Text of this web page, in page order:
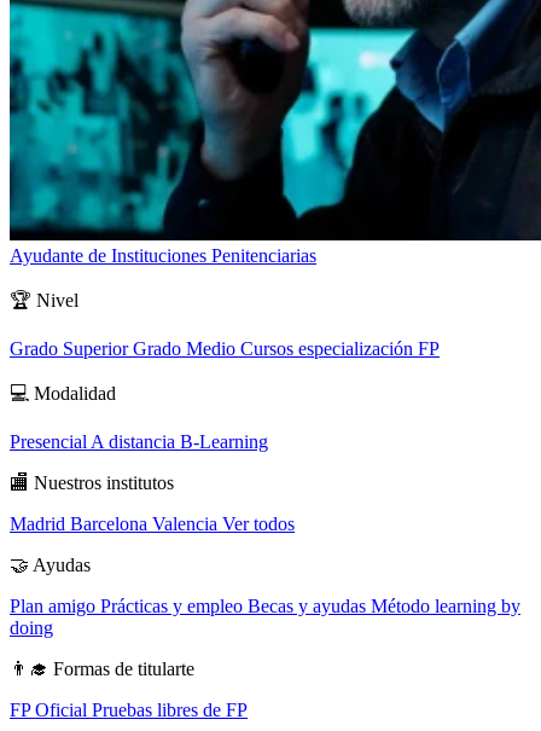
Ayudante de Instituciones Penitenciarias
🏆 Nivel
Grado SuperiorGrado Medio Cursos especialización FP
💻 Modalidad
Presencial A distancia B-Learning
🏬 Nuestros institutos
Madrid Barcelona Valencia Ver todos
🤝 Ayudas
Plan amigo Prácticas y empleo Becas y ayudas Método learning by
doing
👨‍🎓 Formas de titularte
FP Oficial Pruebas libres de FP